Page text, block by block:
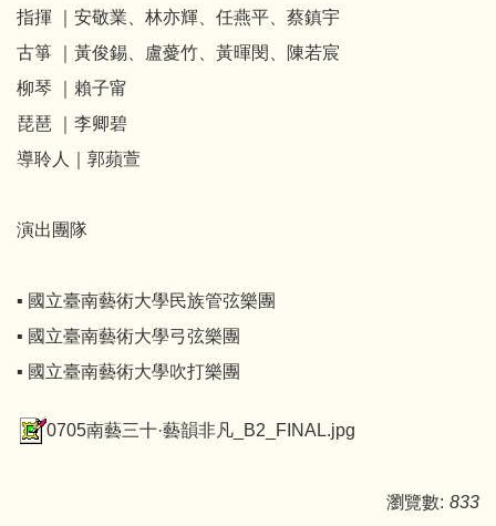
指揮 ｜安敬業、林亦輝、任燕平、蔡鎮宇
古箏 ｜黃俊錫、盧薆竹、黃暉閔、陳若宸
柳琴 ｜賴子甯
琵琶 ｜李卿碧
導聆人｜郭蘋萱
演出團隊
▪ 國立臺南藝術大學民族管弦樂團
▪ 國立臺南藝術大學弓弦樂團
▪ 國立臺南藝術大學吹打樂團
0705南藝三十·藝韻非凡_B2_FINAL.jpg
瀏覽數: 833